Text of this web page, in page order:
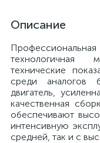
Описание
технологичная
технические
среди аналогов
двигатель,
качественная
обеспечивают
интенсивную
средней, так и с